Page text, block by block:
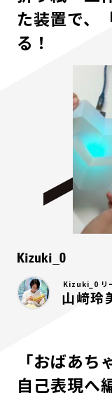
た装置で、
る！
Kizuki_0
Kizuki_0 リ
山﨑玲
「おばあ
自己表現へ